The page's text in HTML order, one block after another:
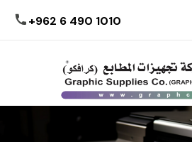
+962 6 490 1010